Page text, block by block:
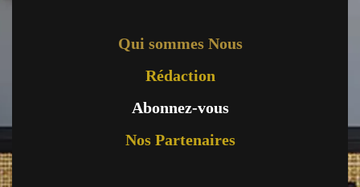
Qui sommes Nous
Rédaction
Abonnez-vous
Nos Partenaires